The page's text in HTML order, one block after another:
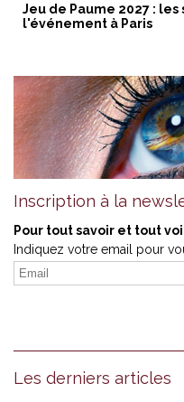
Jeu de Paume 2027 :
l'événement à Paris
Inscription à la
Pour tout savoir et tout
Indiquez votre email pour
Les derniers articles